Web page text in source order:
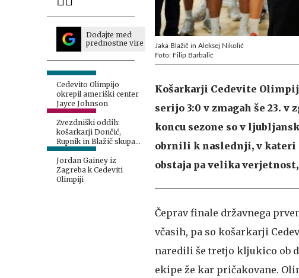
Dodajte med
prednostne vire
Cedevito Olimpijo
okrepil ameriški center
Jayce Johnson
Zvezdniški oddih:
košarkarji Dončić,
Rupnik in Blažič skupaj
na jahti
Jordan Gainey iz
Zagreba k Cedeviti
Olimpiji
Jaka Blažič in Aleksej Nikolić
Foto: Filip Barbalić
Košarkarji Cedevite
serijo 3:0 v zmagah še 23.
koncu sezone so v
obrnili k naslednji, v kateri
obstaja pa velika
Čeprav finale državnega
včasih, pa so košarkarji
naredili še tretjo kljukico ob
ekipe že kar pričakovane.